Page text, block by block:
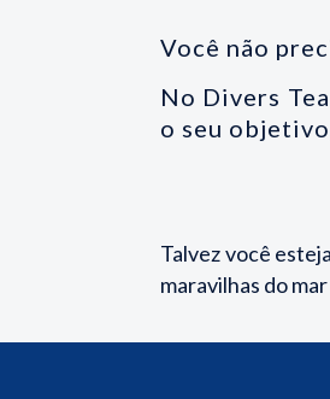
Você não
No Divers
o seu
Talvez você
maravilhas do